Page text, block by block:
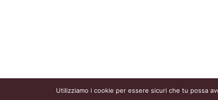
Utilizziamo i cookie per essere sicuri che tu possa